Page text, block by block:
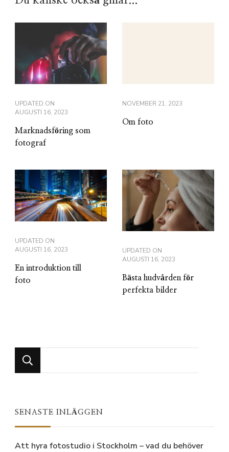
UPDATED ON
AUGUSTI 16, 2023
Marknadsföring som
fotograf
NOVEMBER 21, 2023
Om foto
UPDATED ON
AUGUSTI 16, 2023
En introduktion till
foto
UPDATED ON
AUGUSTI 16, 2023
Bästa hudvården för
perfekta bilder
for
SENASTE INLÄGGEN
Att hyra fotostudio i Stockholm – vad du behöver